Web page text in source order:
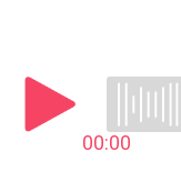
00:00